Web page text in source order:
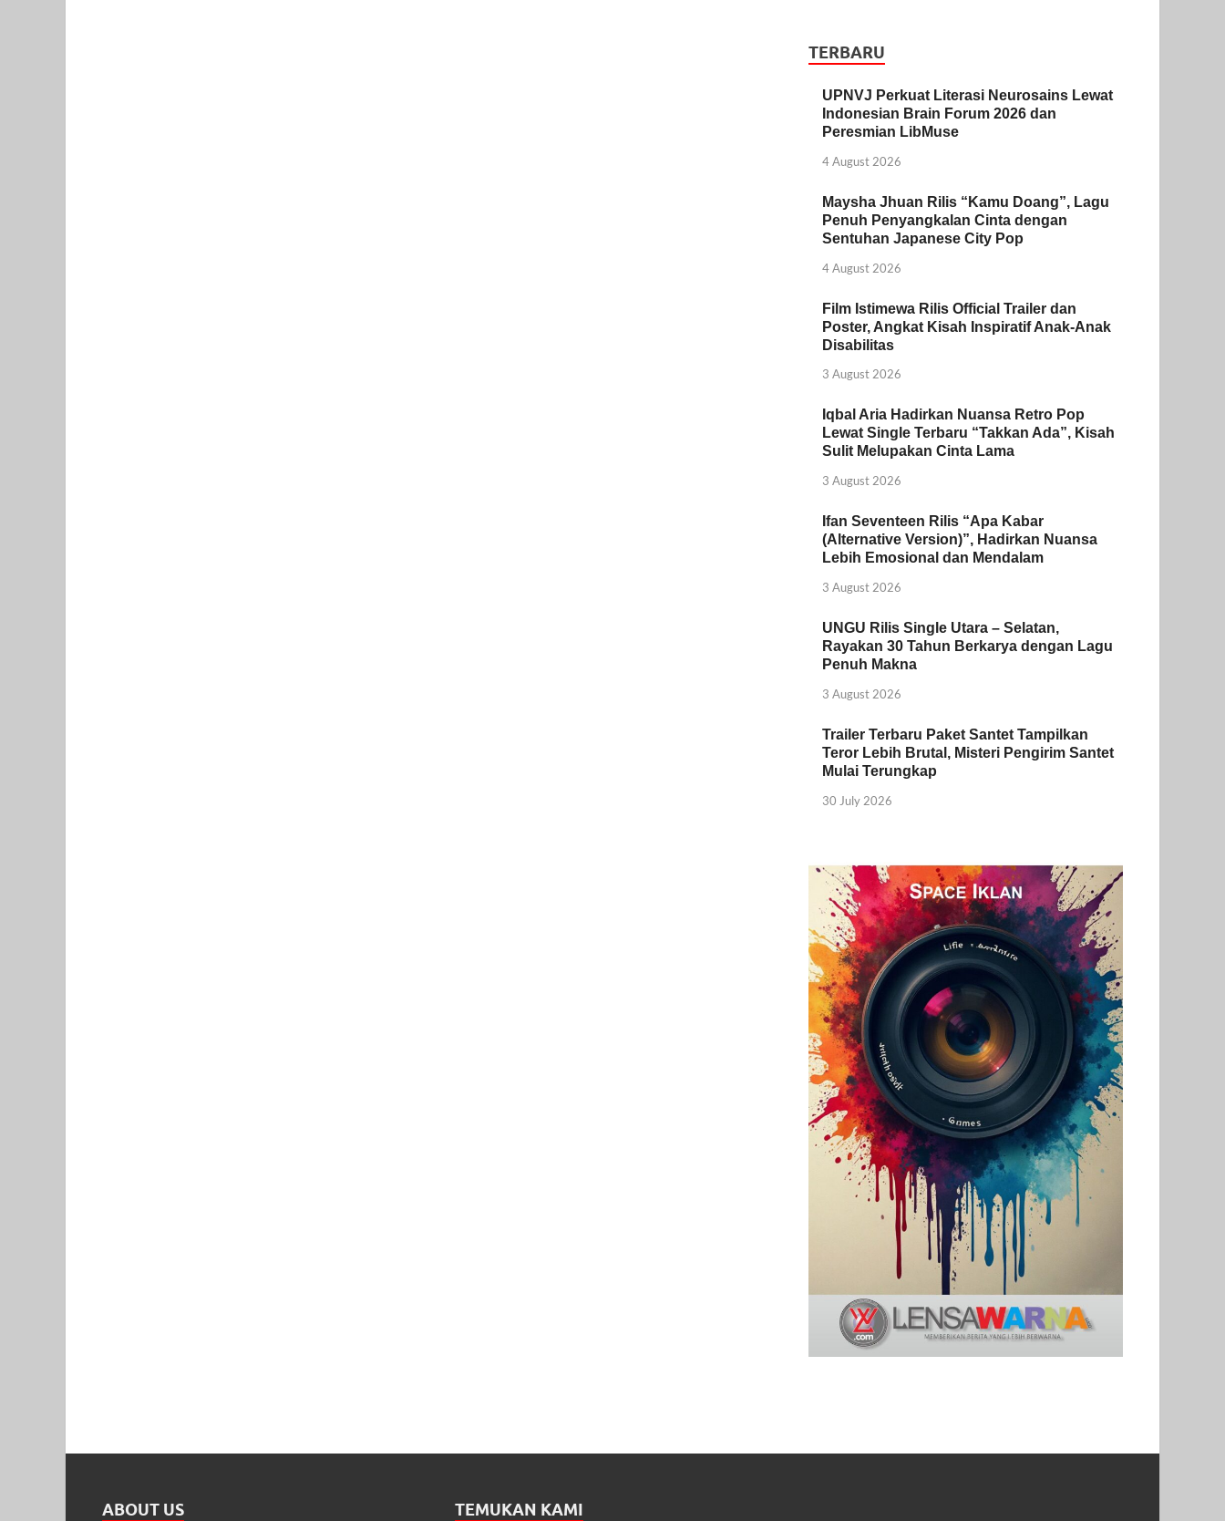
TERBARU
UPNVJ Perkuat Literasi Neurosains Lewat
Indonesian Brain Forum 2026 dan
Peresmian LibMuse
4 August 2026
Maysha Jhuan Rilis “Kamu Doang”, Lagu
Penuh Penyangkalan Cinta dengan
Sentuhan Japanese City Pop
4 August 2026
Film Istimewa Rilis Official Trailer dan
Poster, Angkat Kisah Inspiratif Anak-Anak
Disabilitas
3 August 2026
Iqbal Aria Hadirkan Nuansa Retro Pop
Lewat Single Terbaru “Takkan Ada”, Kisah
Sulit Melupakan Cinta Lama
3 August 2026
Ifan Seventeen Rilis “Apa Kabar
(Alternative Version)”, Hadirkan Nuansa
Lebih Emosional dan Mendalam
3 August 2026
UNGU Rilis Single Utara – Selatan,
Rayakan 30 Tahun Berkarya dengan Lagu
Penuh Makna
3 August 2026
Trailer Terbaru Paket Santet Tampilkan
Teror Lebih Brutal, Misteri Pengirim Santet
Mulai Terungkap
30 July 2026
ABOUT US TEMUKAN KAMI